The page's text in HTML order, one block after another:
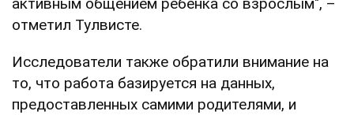
отметил Тулвисте.
Исследователи также обратили внимание на
то, что работа базируется на данных,
предоставленных самими родителями, и